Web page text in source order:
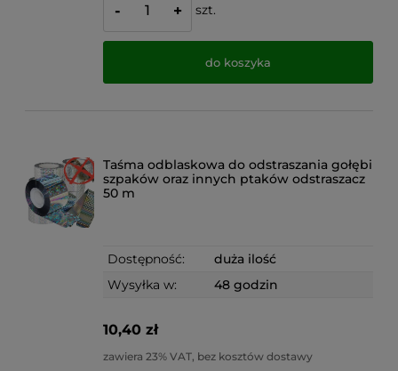
- + szt.
do koszyka
Taśma odblaskowa do odstraszania gołębi
szpaków oraz innych ptaków odstraszacz
50 m
Dostępność:
duża ilość
Wysyłka w:
48 godzin
10,40 zł
zawiera 23% VAT, bez kosztów dostawy